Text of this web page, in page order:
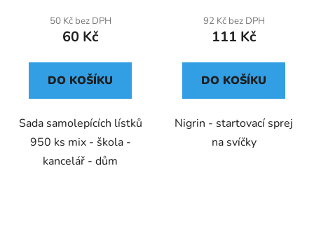
50 Kč bez DPH
60 Kč
DO KOŠÍKU
Sada samolepících lístků
950 ks mix - škola -
kancelář - dům
92 Kč bez DPH
111 Kč
DO KOŠÍKU
Nigrin - startovací sprej
na svíčky